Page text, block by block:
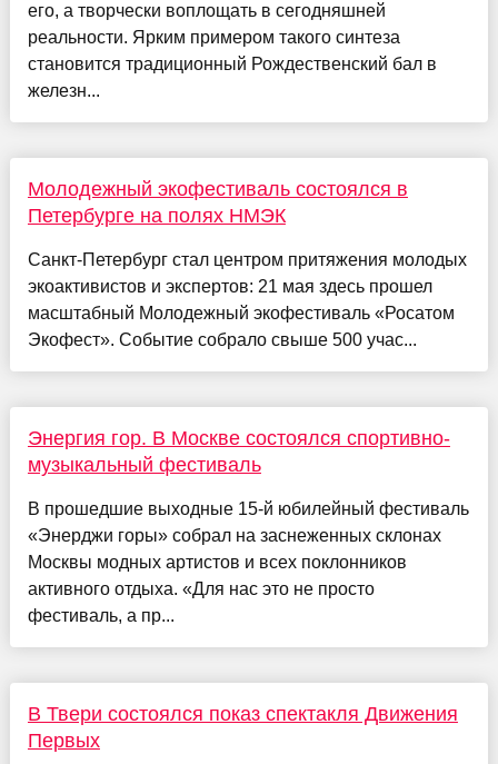
его, а творчески воплощать в сегодняшней
реальности. Ярким примером такого синтеза
становится традиционный Рождественский бал в
железн...
Молодежный экофестиваль состоялся в
Петербурге на полях НМЭК
Санкт-Петербург стал центром притяжения молодых
экоактивистов и экспертов: 21 мая здесь прошел
масштабный Молодежный экофестиваль «Росатом
Экофест». Событие собрало свыше 500 учас...
Энергия гор. В Москве состоялся спортивно-
музыкальный фестиваль
В прошедшие выходные 15-й юбилейный фестиваль
«Энерджи горы» собрал на заснеженных склонах
Москвы модных артистов и всех поклонников
активного отдыха. «Для нас это не просто
фестиваль, а пр...
В Твери состоялся показ спектакля Движения
Первых